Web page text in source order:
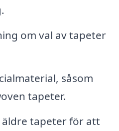
om val av tapeter
såsom
tapeter.
äldre tapeter för att